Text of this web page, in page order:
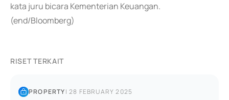
kata juru bicara Kementerian Keuangan.
(end/Bloomberg)
RISET TERKAIT
PROPERTY|28 FEBRUARY 2025